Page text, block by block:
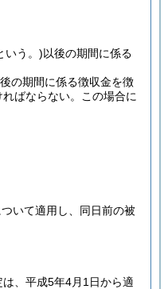
いう。)以後の期間に係る
の期間に係る徴収金を徴
ばならない。
この場合に
いて適用し、同日前の被
は、平成5年4月1日から適